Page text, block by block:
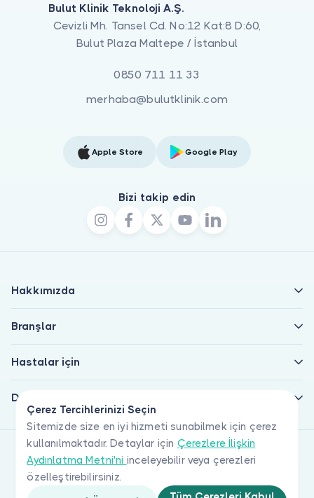
Çerez Tercihlerinizi Seçin
Sitemizde size en iyi hizmeti sunabilmek için çerez
kullanılmaktadır. Detaylar için Çerezlere İlişkin
Aydınlatma Metni'ni inceleyebilir veya çerezleri
özelleştirebilirsiniz.
Bulut Klinik Teknoloji A.Ş.
Cevizli Mh. Tansel Cd. No:12 Kat:8 D:60,
Bulut Plaza Maltepe / İstanbul
0850 711 11 33
merhaba@bulutklinik.com
Apple Store Google Play
Bizi takip edin
Hakkımızda
Branşlar
Hastalar için
Doktorlar için